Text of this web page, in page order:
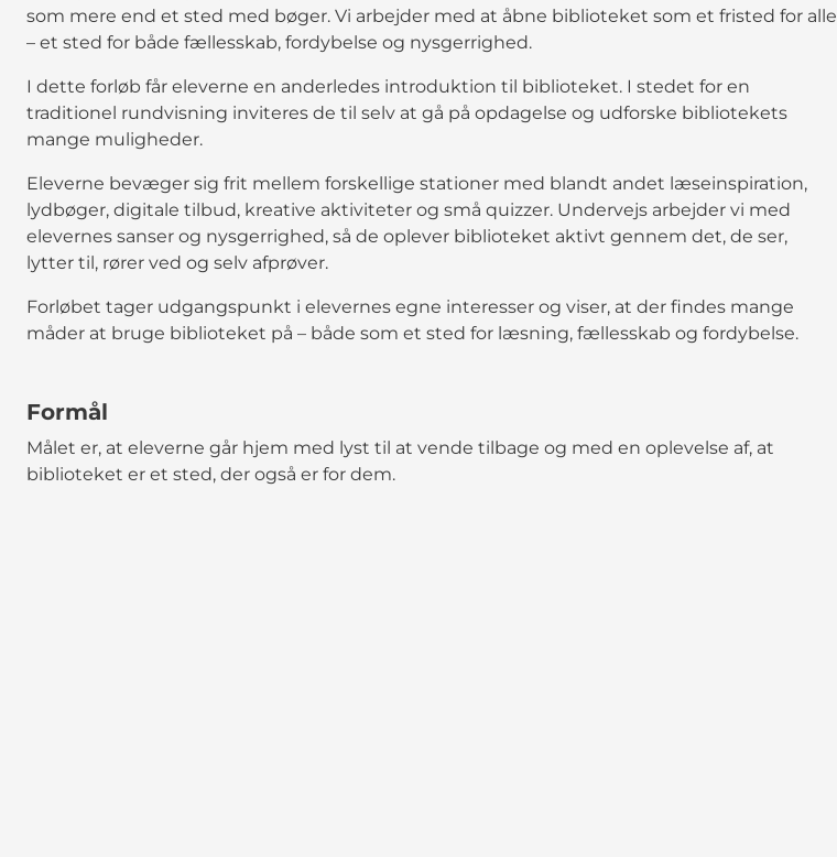
som mere end et sted med bøger. Vi arbejder med at åbne biblioteket som et fristed for alle
– et sted for både fællesskab, fordybelse og nysgerrighed.
I dette forløb får eleverne en anderledes introduktion til biblioteket. I stedet for en
traditionel rundvisning inviteres de til selv at gå på opdagelse og udforske bibliotekets
mange muligheder.
Eleverne bevæger sig frit mellem forskellige stationer med blandt andet læseinspiration,
lydbøger, digitale tilbud, kreative aktiviteter og små quizzer. Undervejs arbejder vi med
elevernes sanser og nysgerrighed, så de oplever biblioteket aktivt gennem det, de ser,
lytter til, rører ved og selv afprøver.
Forløbet tager udgangspunkt i elevernes egne interesser og viser, at der findes mange
måder at bruge biblioteket på – både som et sted for læsning, fællesskab og fordybelse.
Formål
Målet er, at eleverne går hjem med lyst til at vende tilbage og med en oplevelse af, at
biblioteket er et sted, der også er for dem.